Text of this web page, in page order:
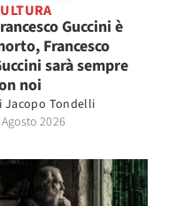
Guccini è
Francesco
sarà sempre
noi
Jacopo Tondelli
2026